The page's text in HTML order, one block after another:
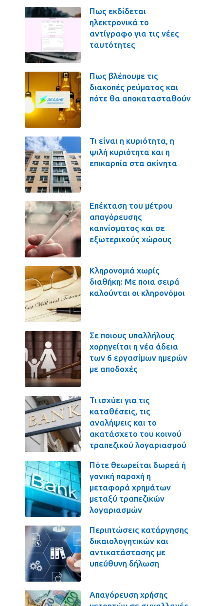
Πως εκδίδεται
ηλεκτρονικά το
αντίγραφο για τις νέες
ταυτότητες
Πως βλέπουμε τις
διακοπές ρεύματος και
πότε θα αποκατασταθούν
Τι είναι η κυριότητα, η
ψιλή κυριότητα και η
επικαρπία στα ακίνητα
Επέκταση του μέτρου
απαγόρευσης
καπνίσματος και σε
εξωτερικούς χώρους
Κληρονομιά χωρίς
διαθήκη: Με ποια σειρά
καλούνται οι κληρονόμοι
Σε ποιους υπαλλήλους
χορηγείται η νέα άδεια
των 6 εργασίμων ημερών
με αποδοχές
Τι ισχύει για τις
καταθέσεις, τις
αναλήψεις και το
ακατάσχετο του κοινού
τραπεζικού λογαριασμού
Πότε θεωρείται δωρεά ή
γονική παροχή η
μεταφορά χρημάτων
μεταξύ τραπεζικών
λογαριασμών
Περιπτώσεις κατάργησης
δικαιολογητικών και
αντικατάστασης με
υπεύθυνη δήλωση
Απαγόρευση χρήσης